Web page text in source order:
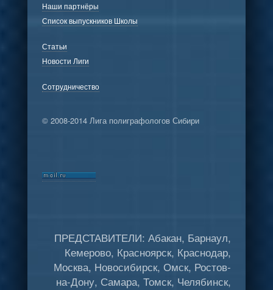
Наши партнёры
Список выпускников Школы
Статьи
Новости Лиги
Сотрудничество
© 2008-2014 Лига полиграфологов Сибири
ПРЕДСТАВИТЕЛИ: Абакан, Барнаул,
Кемерово, Красноярск, Краснодар,
Москва, Новосибирск, Омск, Ростов-
на-Дону, Самара, Томск, Челябинск,